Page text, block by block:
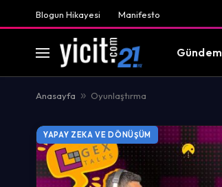
Blogun Hikayesi Manifesto
Gündem
Anasayfa » Oyunlaştırma
YAPAY ZEKA VE DÖNÜŞÜM